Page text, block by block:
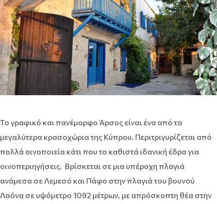
Το γραφικό και πανέμορφο Άρσος είναι ένα από τα
μεγαλύτερα κρασοχώρια της Κύπρου. Περιτριγυρίζεται από
πολλά οινοποιεία κάτι που το καθιστά ιδανική έδρα για
οινοπεριηγήσεις. Βρίσκεται σε μια υπέροχη πλαγιά
ανάμεσα σε Λεμεσό και Πάφο στην πλαγιά του βουνού
Λαόνα σε υψόμετρο 1092 μέτρων, με απρόσκοπτη θέα στην